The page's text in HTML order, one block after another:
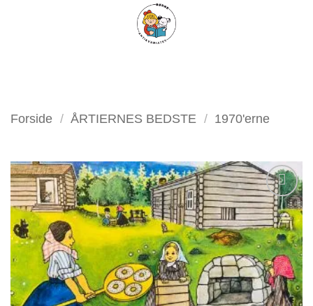
FILTER
Forside / ÅRTIERNES BEDSTE / 1970'erne
Tilføj
som
favorit